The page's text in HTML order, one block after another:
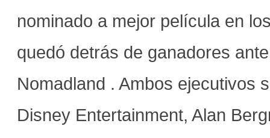
nominado a mejor película en
quedó detrás de ganadores
Nomadland . Ambos ejecutivos
Disney Entertainment, Alan